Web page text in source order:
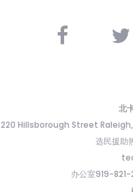
北
220 Hillsborough Street
选民援
办公室919-